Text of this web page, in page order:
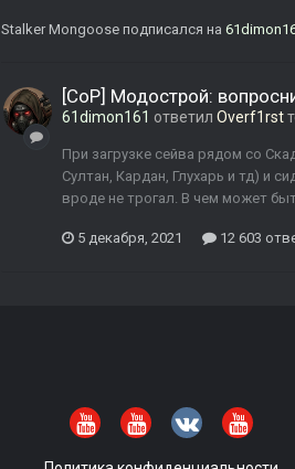
Stalker Mongoose подписался на
[CoP] Модострой:
61dimon161 ответил Overf1rst
При загрузке сейва рядом со
Султан, Кардан, Глухарь и тд) и
вроде не трогал. В чем может
5 декабря, 2021 12 603